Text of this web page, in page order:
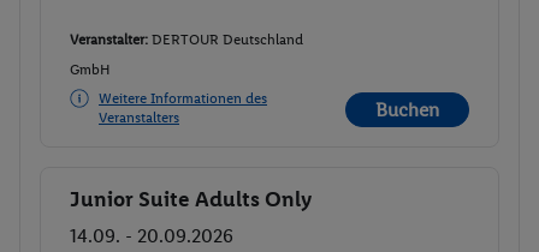
Veranstalter: DERTOUR Deutschland
GmbH
Weitere Informationen des
Veranstalters
Buchen
Buchen
Junior Suite Adults Only
14.09. - 20.09.2026